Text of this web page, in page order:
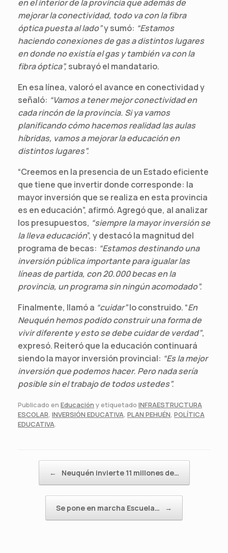
en el interior de la provincia que además de
mejorar la conectividad, todo va con la fibra
óptica puesta al lado”y sumó: “Estamos
haciendo conexiones de gas a distintos lugares
en donde no existía el gas y también va con la
fibra óptica”,subrayó el mandatario.
En esa línea, valoró el avance en conectividad y
señaló: “Vamos a tener mejor conectividad en
cada rincón de la provincia. Si ya vamos
planificando cómo hacemos realidad las aulas
híbridas, vamos a mejorar la educación en
distintos lugares”.
“Creemos en la presencia de un Estado eficiente
que tiene que invertir donde corresponde: la
mayor inversión que se realiza en esta provincia
es en educación”, afirmó. Agregó que, al analizar
los presupuestos, “siempre la mayor inversión se
la lleva educación”, y destacó la magnitud del
programa de becas: “Estamos destinando una
inversión pública importante para igualar las
líneas de partida, con 20.000 becas en la
provincia, un programa sin ningún acomodado”.
Finalmente, llamó a “cuidar”lo construido. “En
Neuquén hemos podido construir una forma de
vivir diferente y esto se debe cuidar de verdad”,
expresó. Reiteró que la educación continuará
siendo la mayor inversión provincial: “Es la mejor
inversión que podemos hacer. Pero nada sería
posible sin el trabajo de todos ustedes”.
Publicado en Educación y etiquetado INFRAESTRUCTURA
ESCOLAR, INVERSIÓN EDUCATIVA, PLAN PEHUÉN, POLÍTICA
EDUCATIVA.
← Neuquén invierte 11 millones de…
Se pone en marcha Escuela… →